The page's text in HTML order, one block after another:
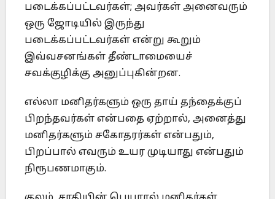
படைக்கப்பட்டவர்கள்; அவர்கள் அனைவரும்
ஒரு ஜோடியில் இருந்து
படைக்கப்பட்டவர்கள் என்று கூறும்
இவ்வசனங்கள் தீண்டாமையைச்
சவக்குழிக்கு அனுப்புகின்றன.
எல்லா மனிதர்களும் ஒரு தாய் தந்தைக்குப்
பிறந்தவர்கள் என்பதை ஏற்றால், அனைத்து
மனிதர்களும் சகோதரர்கள் என்பதும்,
பிறப்பால் எவரும் உயர முடியாது என்பதும்
நிரூபணமாகும்.